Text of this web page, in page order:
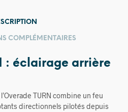
COMPLÉMENTAIRES
: éclairage arrière
TURN combine un feu
directionnels pilotés depuis